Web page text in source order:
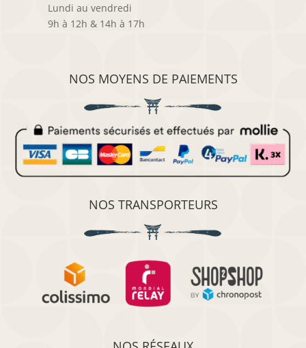
Lundi au vendredi
9h à 12h & 14h à 17h
NOS MOYENS DE PAIEMENTS
NOS TRANSPORTEURS